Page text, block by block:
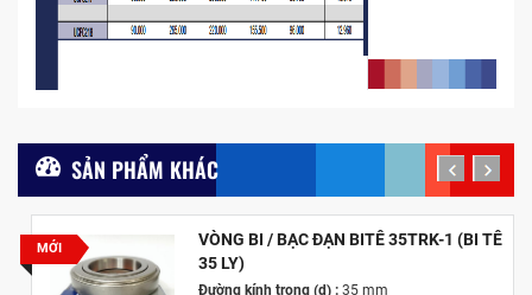
SẢN PHẨM KHÁC
MỚI
VÒNG BI / BẠC ĐẠN BITÊ 35TRK-1 (BI TÊ
35 LY)
Đường kính trong (d) :35 mm
prev next